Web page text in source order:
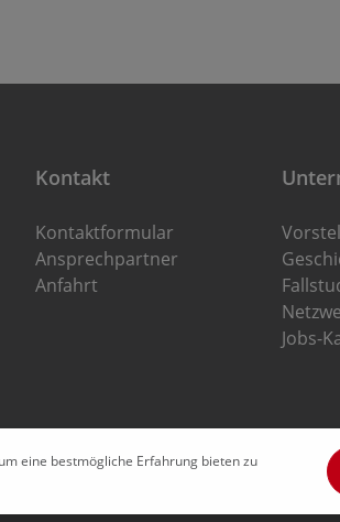
Kontakt
Kontaktformular
Ansprechpartner
Anfahrt
Jobs-
eine bestmögliche Erfahrung bieten zu